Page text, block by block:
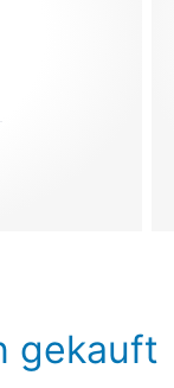
gekauft